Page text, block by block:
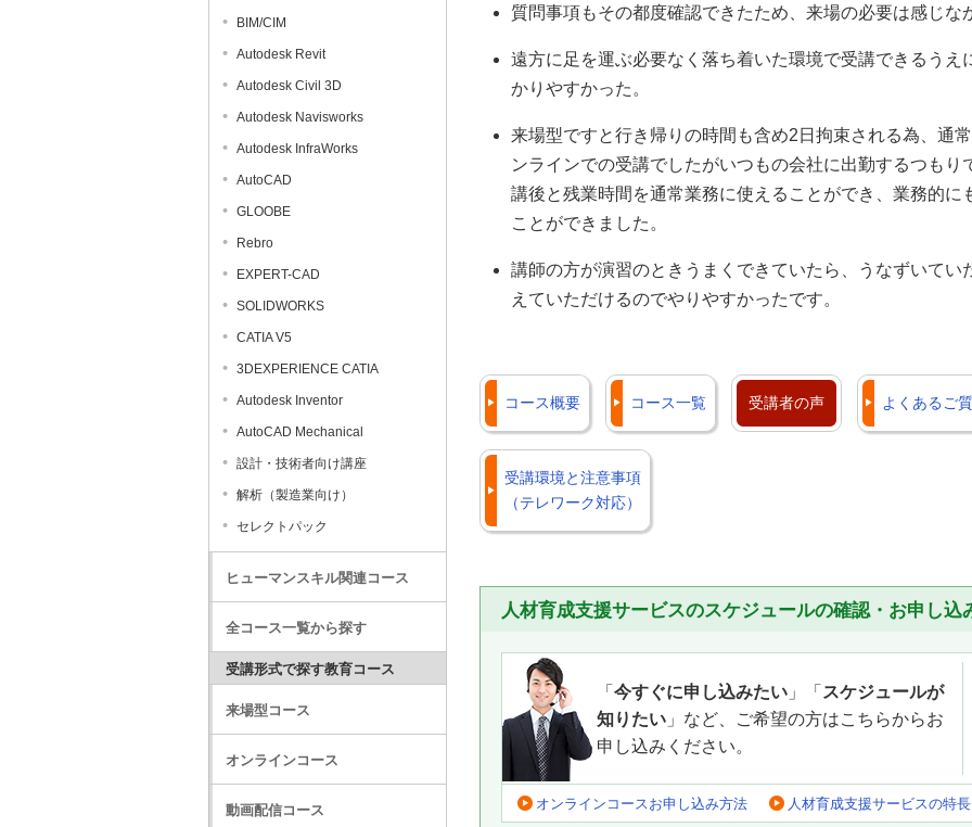
質問事項もその都度確認できたため、来場の必要は感じな
遠方に足を運ぶ必要なく落ち着いた環境で受講できるうえ
かりやすかった。
来場型ですと行き帰りの時間も含め2日拘束される為、通
ンラインでの受講でしたがいつもの会社に出勤するつもり
講後と残業時間を通常業務に使えることができ、業務的に
ことができました。
講師の方が演習のときうまくできていたら、うなずいてい
えていただけるのでやりやすかったです。
コース概要 コース一覧 受講者の声 よくあるご
受講環境と注意事項
（テレワーク対応）
人材育成支援サービスのスケジュールの確認・お申し込
「 今すぐに申し込みたい 」「 スケジュールが
知りたい 」など、ご希望の方はこちらからお
申し込みください。
オンラインコースお申し込み方法 人材育成支援サービスの特長
BIM/CIM
Autodesk Revit
Autodesk Civil 3D
Autodesk Navisworks
Autodesk InfraWorks
AutoCAD
GLOOBE
Rebro
EXPERT-CAD
SOLIDWORKS
CATIA V5
3DEXPERIENCE CATIA
Autodesk Inventor
AutoCAD Mechanical
設計・技術者向け講座
解析（製造業向け）
セレクトパック
ヒューマンスキル関連コース
全コース一覧から探す
受講形式で探す教育コース
来場型コース
オンラインコース
動画配信コース